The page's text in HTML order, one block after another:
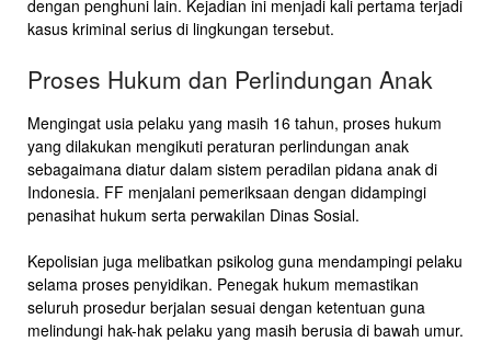
dengan penghuni lain. Kejadian ini menjadi kali pertama terjadi
kasus kriminal serius di lingkungan tersebut.
Proses Hukum dan Perlindungan Anak
Mengingat usia pelaku yang masih 16 tahun, proses hukum
yang dilakukan mengikuti peraturan perlindungan anak
sebagaimana diatur dalam sistem peradilan pidana anak di
Indonesia. FF menjalani pemeriksaan dengan didampingi
penasihat hukum serta perwakilan Dinas Sosial.
Kepolisian juga melibatkan psikolog guna mendampingi pelaku
selama proses penyidikan. Penegak hukum memastikan
seluruh prosedur berjalan sesuai dengan ketentuan guna
melindungi hak-hak pelaku yang masih berusia di bawah umur.